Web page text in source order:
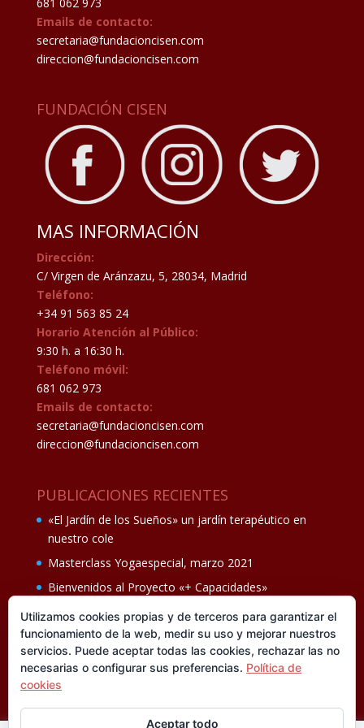
Emails de contacto:
secretaria@fundacioncisen.com
direccion@fundacioncisen.com
FUNDACIÓN CISEN
MAS INFORMACIÓN
Dirección:
C/ Virgen de Aránzazu, 5, 28034, Madrid
Teléfono:
+34 91 563 85 24
Horario Atención al Público:
9:30 h. a 16:30 h.
Teléfono móvil:
681 062 973
Emails de contacto:
secretaria@fundacioncisen.com
direccion@fundacioncisen.com
PUBLICACIONES RECIENTES
«El Jardín de los Sueños» un jardín terapéutico en
nuestro cole
Masterclass Yogaespecial, marzo 2021
Bienvenidos al Proyecto «+ Capacidades»
Fiesta de fin de curso Los oficios 14 de junio
Ganadores del II Programa educativo Cuídate +
Utilizamos cookies propias y de terceros para garantizar el
funcionamiento de la web, medir su uso y mejorar nuestros
servicios. Puede aceptar todas las cookies, rechazar las no
necesarias o configurar sus preferencias. Política de
cookies
Aceptar todo